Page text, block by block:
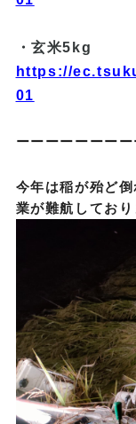
・玄米5kg
https://
01
ーーーーーーー
今年は稲が殆ど
業が難航しており